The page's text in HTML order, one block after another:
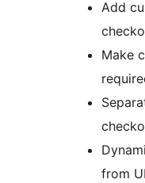
Add
Make
from